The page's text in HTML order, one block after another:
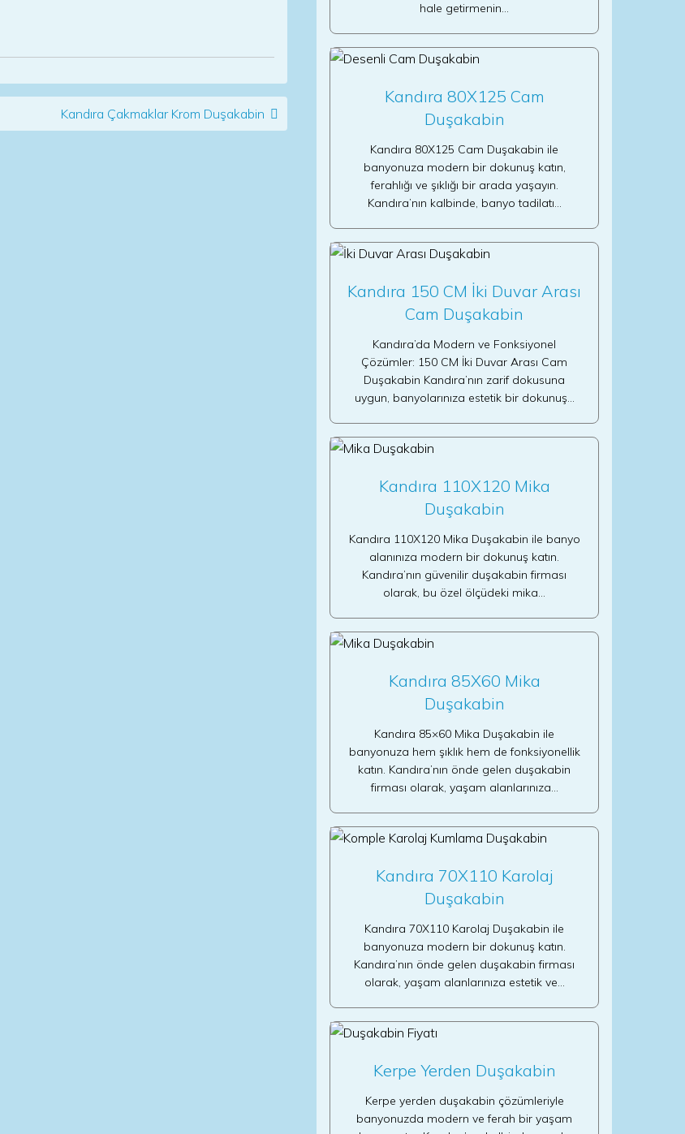
Kandıra Çakmaklar Krom Duşakabin
hale getirmenin…
Kandıra 80X125 Cam
Duşakabin
Kandıra 80X125 Cam Duşakabin ile
banyonuza modern bir dokunuş katın,
ferahlığı ve şıklığı bir arada yaşayın.
Kandıra’nın kalbinde, banyo tadilatı…
Kandıra 150 CM İki Duvar Arası
Cam Duşakabin
Kandıra’da Modern ve Fonksiyonel
Çözümler: 150 CM İki Duvar Arası Cam
Duşakabin Kandıra’nın zarif dokusuna
uygun, banyolarınıza estetik bir dokunuş…
Kandıra 110X120 Mika
Duşakabin
Kandıra 110X120 Mika Duşakabin ile banyo
alanınıza modern bir dokunuş katın.
Kandıra’nın güvenilir duşakabin firması
olarak, bu özel ölçüdeki mika…
Kandıra 85X60 Mika
Duşakabin
Kandıra 85×60 Mika Duşakabin ile
banyonuza hem şıklık hem de fonksiyonellik
katın. Kandıra’nın önde gelen duşakabin
firması olarak, yaşam alanlarınıza…
Kandıra 70X110 Karolaj
Duşakabin
Kandıra 70X110 Karolaj Duşakabin ile
banyonuza modern bir dokunuş katın.
Kandıra’nın önde gelen duşakabin firması
olarak, yaşam alanlarınıza estetik ve…
Kerpe Yerden Duşakabin
Kerpe yerden duşakabin çözümleriyle
banyonuzda modern ve ferah bir yaşam